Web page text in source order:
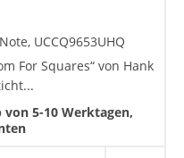
UCCQ9653UHQ
For Squares“ von Hank
5-10 Werktagen,